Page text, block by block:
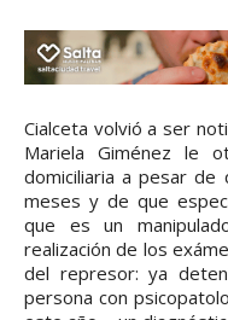
Cialceta volvió a ser
Mariela Giménez le
domiciliaria a pesar
meses y de que
que es un
realización de los
del represor: ya
persona con